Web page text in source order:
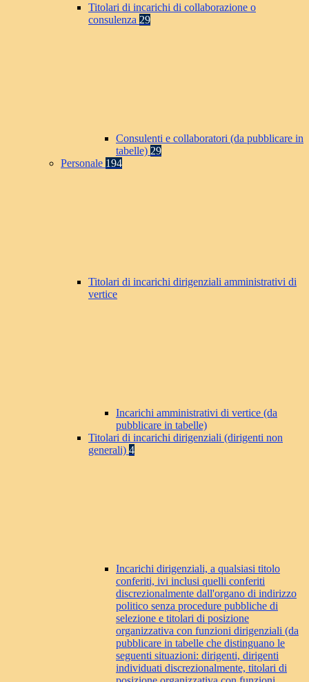
Titolari di incarichi di collaborazione o
consulenza 29
Consulenti e collaboratori (da pubblicare in
tabelle) 29
Personale 194
Titolari di incarichi dirigenziali amministrativi di
vertice
Incarichi amministrativi di vertice (da
pubblicare in tabelle)
Titolari di incarichi dirigenziali (dirigenti non
generali) 4
Incarichi dirigenziali, a qualsiasi titolo
conferiti, ivi inclusi quelli conferiti
discrezionalmente dall'organo di indirizzo
politico senza procedure pubbliche di
selezione e titolari di posizione
organizzativa con funzioni dirigenziali (da
pubblicare in tabelle che distinguano le
seguenti situazioni: dirigenti, dirigenti
individuati discrezionalmente, titolari di